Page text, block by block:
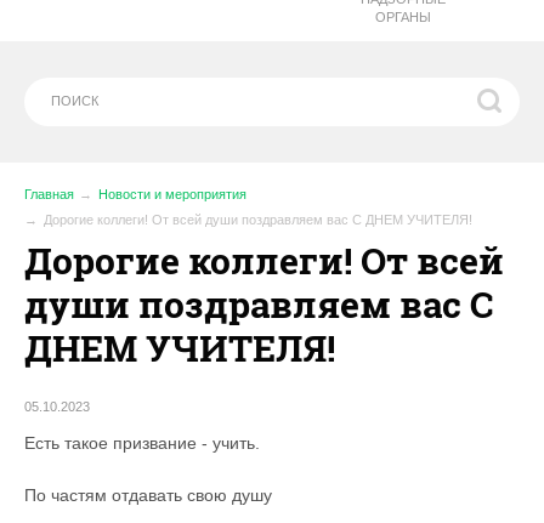
ОРГАНЫ
Главная
Новости и мероприятия
Дорогие коллеги! От всей души поздравляем вас С ДНЕМ УЧИТЕЛЯ!
Дорогие коллеги! От всей
души поздравляем вас С
ДНЕМ УЧИТЕЛЯ!
05.10.2023
Есть такое призвание - учить.
По частям отдавать свою душу